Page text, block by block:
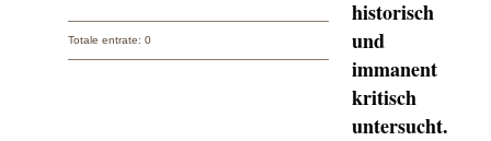
Totale entrate: 0
historisch
und
immanent
kritisch
untersucht.